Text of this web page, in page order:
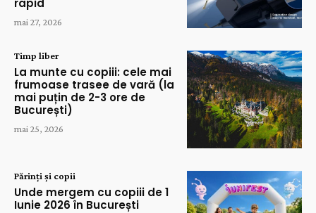
mai 27, 2026
Timp liber
La munte cu copiii: cele mai
frumoase trasee de vară (la
mai puțin de 2-3 ore de
București)
mai 25, 2026
Părinți și copii
Unde mergem cu copiii de 1
Iunie 2026 în București